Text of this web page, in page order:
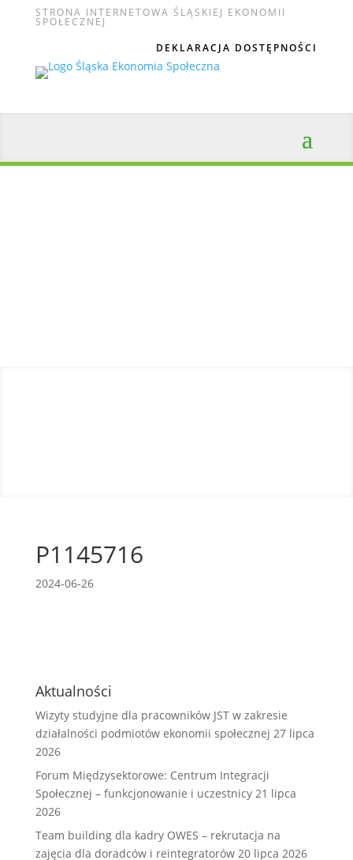
STRONA INTERNETOWA ŚLĄSKIEJ EKONOMII
SPOŁECZNEJ
DEKLARACJA DOSTĘPNOŚCI
P1145716
2024-06-26
Aktualności
Wizyty studyjne dla pracowników JST w zakresie
działalności podmiotów ekonomii społecznej 27 lipca
2026
Forum Międzysektorowe: Centrum Integracji
Społecznej – funkcjonowanie i uczestnicy 21 lipca
2026
Team building dla kadry OWES – rekrutacja na
zajęcia dla doradców i reintegratorów 20 lipca 2026